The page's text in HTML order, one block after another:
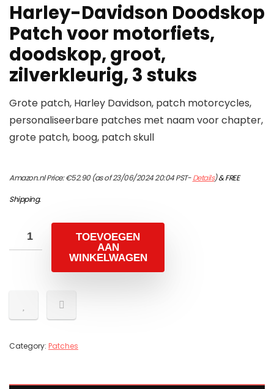
Harley-Davidson Doodskop
Patch voor motorfiets,
doodskop, groot,
zilverkleurig, 3 stuks
Grote patch, Harley Davidson, patch motorcycles,
personaliseerbare patches met naam voor chapter,
grote patch, boog, patch skull
Amazon.nl Price:€52.90(as of 23/06/2024 20:04 PST-Details)&FREE
Shipping.
TOEVOEGEN
AAN
WINKELWAGEN
Category: Patches